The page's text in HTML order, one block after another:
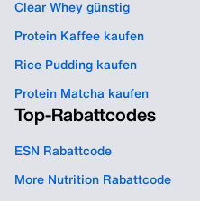
Clear Whey günstig
Protein Kaffee kaufen
Rice Pudding kaufen
Protein Matcha kaufen
Top-Rabattcodes
ESN Rabattcode
More Nutrition Rabattcode